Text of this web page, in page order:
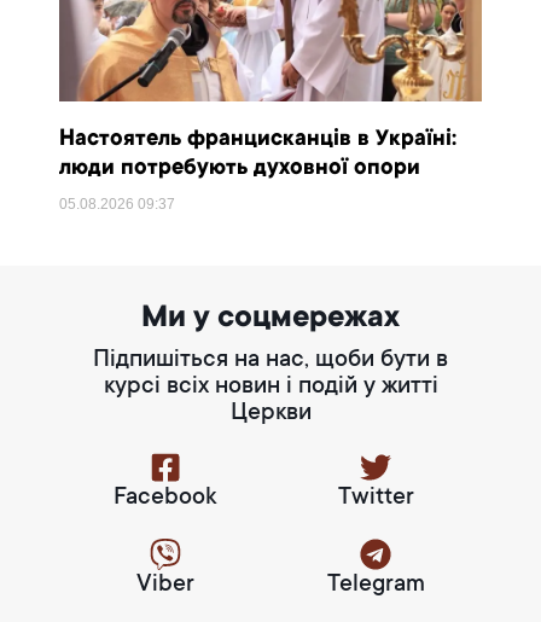
Настоятель францисканців в Україні:
люди потребують духовної опори
05.08.202609:37
Ми у соцмережах
Підпишіться на нас, щоби бути в
курсі всіх новин і подій у житті
Церкви
Facebook Twitter
Viber Telegram